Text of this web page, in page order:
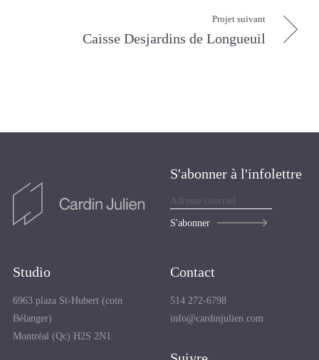
Projet suivant
Caisse Desjardins de Longueuil
S'abonner à l'infolettre
S'abonner
Studio
6963 plaza St-Hubert (coin
Bélanger)
Montréal (Qc) H2S 2N1
Contact
514 272-6798
info@cardinjulien.com